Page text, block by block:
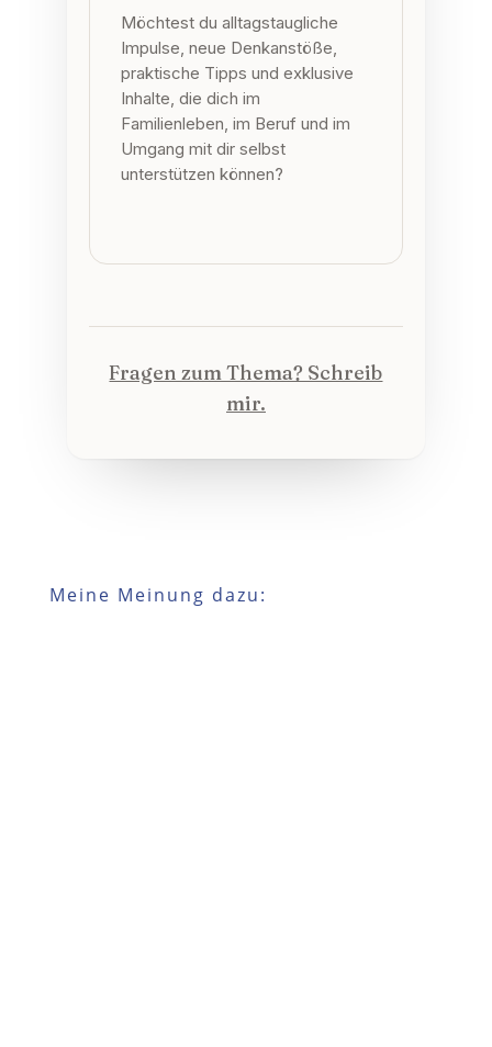
Möchtest du alltagstaugliche
Impulse, neue Denkanstöße,
praktische Tipps und exklusive
Inhalte, die dich im
Familienleben, im Beruf und im
Umgang mit dir selbst
unterstützen können?
Fragen zum Thema? Schreib
mir.
Meine Meinung dazu: